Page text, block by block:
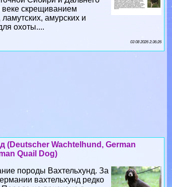
породы Вахтельхунд. За
вахтельхунд редко
Порода не признана в
и США. В России этих
количество....